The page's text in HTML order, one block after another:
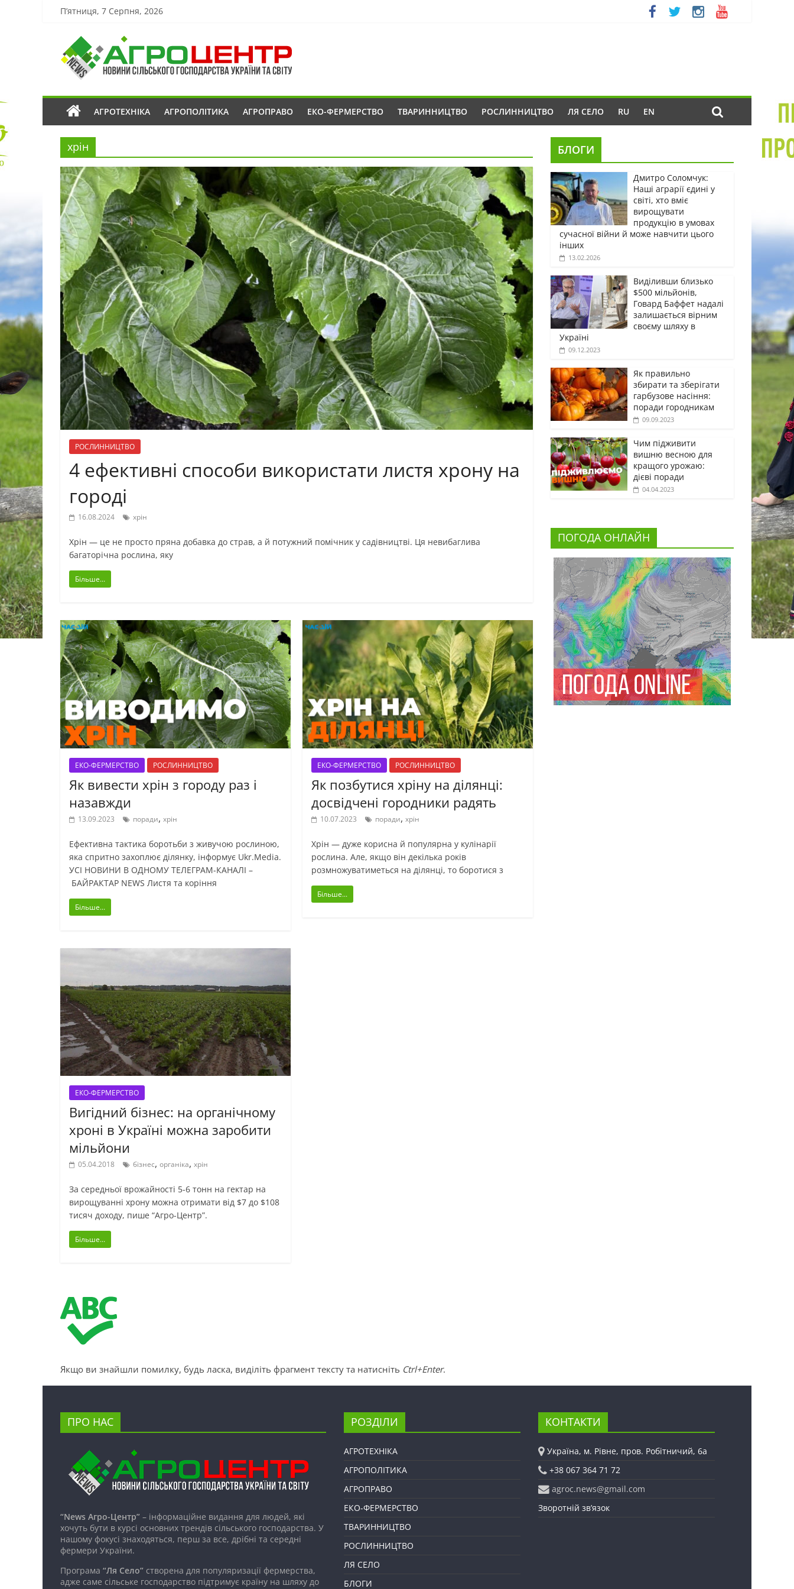
П’ятниця, 7 Серпня, 2026
АГРОТЕХНІКА АГРОПОЛІТИКА АГРОПРАВО ЕКО-ФЕРМЕРСТВО ТВАРИННИЦТВО РОСЛИННИЦТВО ЛЯ СЕЛО RU EN
хрін
РОСЛИННИЦТВО
4 ефективні способи використати листя хрону на
городі
16.08.2024 хрін
Хрін — це не просто пряна добавка до страв, а й потужний помічник у садівництві. Ця невибаглива
багаторічна рослина, яку
Більше...
ЕКО-ФЕРМЕРСТВО РОСЛИННИЦТВО
Як вивести хрін з городу раз і
назавжди
13.09.2023 поради, хрін
Ефективна тактика боротьби з живучою рослиною,
яка спритно захоплює ділянку, інформує Ukr.Media.
УСІ НОВИНИ В ОДНОМУ ТЕЛЕГРАМ-КАНАЛІ –
БАЙРАКТАР NEWS Листя та коріння
Більше...
ЕКО-ФЕРМЕРСТВО РОСЛИННИЦТВО
Як позбутися хріну на ділянці:
досвідчені городники радять
10.07.2023 поради,хрін
Хрін — дуже корисна й популярна у кулінарії
рослина. Але, якщо він декілька років
розмножуватиметься на ділянці, то боротися з
Більше...
ЕКО-ФЕРМЕРСТВО
Вигідний бізнес: на органічному
хроні в Україні можна заробити
мільйони
05.04.2018 бізнес, органіка, хрін
За середньої врожайності 5-6 тонн на гектар на
вирощуванні хрону можна отримати від $7 до $108
тисяч доходу, пише “Агро-Центр”.
Більше...
БЛОГИ
Дмитро Соломчук:
Наші аграрії єдині у
світі, хто вміє
вирощувати
продукцію в умовах
сучасної війни й може навчити цього
інших
13.02.2026
Виділивши близько
$500 мільйонів,
Говард Баффет надалі
залишається вірним
своєму шляху в
Україні
09.12.2023
Як правильно
збирати та зберігати
гарбузове насіння:
поради городникам
09.09.2023
Чим підживити
вишню весною для
кращого урожаю:
дієві поради
04.04.2023
ПОГОДА ОНЛАЙН
Якщо ви знайшли помилку, будь ласка, виділіть фрагмент тексту та натисніть Ctrl+Enter.
ПРО НАС
“News Агро-Центр” – інформаційне видання для людей, які
хочуть бути в курсі основних трендів сільського господарства. У
нашому фокусі знаходяться, перш за все, дрібні та середні
фермери України.
Програма “Ля Село” створена для популяризації фермерства,
адже саме сільське господарство підтримує країну на шляху до
РОЗДІЛИ
АГРОТЕХНІКА
АГРОПОЛІТИКА
АГРОПРАВО
ЕКО-ФЕРМЕРСТВО
ТВАРИННИЦТВО
РОСЛИННИЦТВО
ЛЯ СЕЛО
БЛОГИ
КОНТАКТИ
Україна, м. Рівне, пров. Робітничий, 6а
+38 067 364 71 72
agroc.news@gmail.com
Зворотній зв’язок